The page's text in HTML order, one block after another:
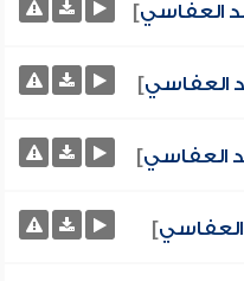
العفاسي]
العفاسي]
العفاسي]
]